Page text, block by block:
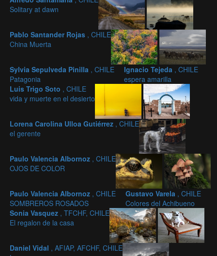
Solitary at dawn
Pablo Santander Rojas , CHILE
China Muerta
Sylvia Sepulveda Pinilla , CHILE
Patagonia
Ignacio Tejeda , CHILE
espera amarilla
Luis Trigo Soto , CHILE
vida y muerte en el desierto
Lorena Carolina Ulloa Gutiérrez , CHILE
el gerente
Paulo Valencia Albornoz , CHILE
OJOS DE COLOR
Paulo Valencia Albornoz , CHILE
SOMBREROS ROSADOS
Gustavo Varela , CHILE
Colores del Achibueno
Sonia Vasquez , TFCHF, CHILE
El regalon de la casa
Daniel Vidal , AFIAP, AFCHF, CHILE